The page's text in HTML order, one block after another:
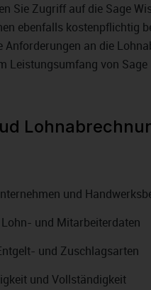
Sie Zugriff auf die Sage
ebenfalls kostenpflichtig
Anforderungen an die
Leistungsumfang von Sage
und
und Mitarbeiterdaten
und Zuschlagsarten
und Vollständigkeit